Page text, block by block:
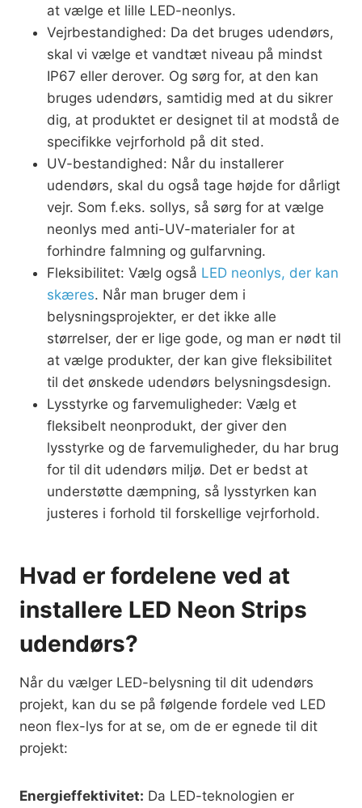
at vælge et lille LED-neonlys.
Vejrbestandighed: Da det bruges udendørs,
skal vi vælge et vandtæt niveau på mindst
IP67 eller derover. Og sørg for, at den kan
bruges udendørs, samtidig med at du sikrer
dig, at produktet er designet til at modstå de
specifikke vejrforhold på dit sted.
UV-bestandighed: Når du installerer
udendørs, skal du også tage højde for dårligt
vejr. Som f.eks. sollys, så sørg for at vælge
neonlys med anti-UV-materialer for at
forhindre falmning og gulfarvning.
Fleksibilitet: Vælg også LED neonlys, der kan
skæres. Når man bruger dem i
belysningsprojekter, er det ikke alle
størrelser, der er lige gode, og man er nødt til
at vælge produkter, der kan give fleksibilitet
til det ønskede udendørs belysningsdesign.
Lysstyrke og farvemuligheder: Vælg et
fleksibelt neonprodukt, der giver den
lysstyrke og de farvemuligheder, du har brug
for til dit udendørs miljø. Det er bedst at
understøtte dæmpning, så lysstyrken kan
justeres i forhold til forskellige vejrforhold.
Hvad er fordelene ved at
installere LED Neon Strips
udendørs?
Når du vælger LED-belysning til dit udendørs
projekt, kan du se på følgende fordele ved LED
neon flex-lys for at se, om de er egnede til dit
projekt:
Energieffektivitet: Da LED-teknologien er